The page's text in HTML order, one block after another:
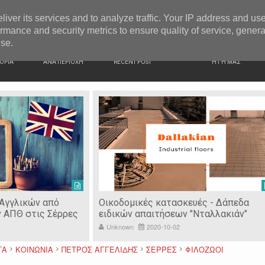
ΑΝΑ ΠΕΡΙΟΧΗ RECENT POST Η ΓΗ ΜΑΣ
από
ΑΠΘ στις Σέρρες
Οικοδομικές κατασκευές - Δάπεδα
ειδικών απαιτήσεων "Νταλλακιάν"
Unknown 2020-10-02
ΚΟΙΝΩΝΙΑ ΠΕΤΡΟΣ ΑΓΓΕΛΙΔΗΣ ΣΕΡΡΕΣ ΦΙΛΟΖΩΟΙ
its services and to analyze traffic. Your IP address and
and security metrics to ensure quality of service,